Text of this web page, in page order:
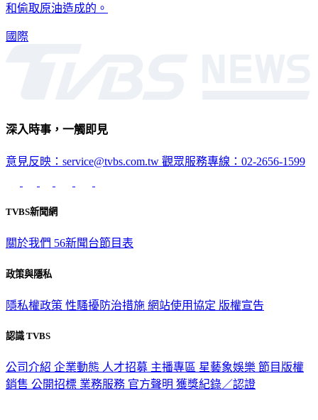
和偷取原油造成的。
國際
深入時事，一觸即見
意見反映：service@tvbs.com.tw 觀眾服務專線：02-2656-1599
TVBS新聞網
關於我們 56新聞台節目表
政策與隱私
隱私權政策 性騷擾防治措施 網站使用協定 版權宣告
認識 TVBS
公司介紹 企業動態 人才招募 主播專區 星藝象娛樂 節目版權
銷售 公開招標 業務服務 官方聲明 獲獎紀錄／認證